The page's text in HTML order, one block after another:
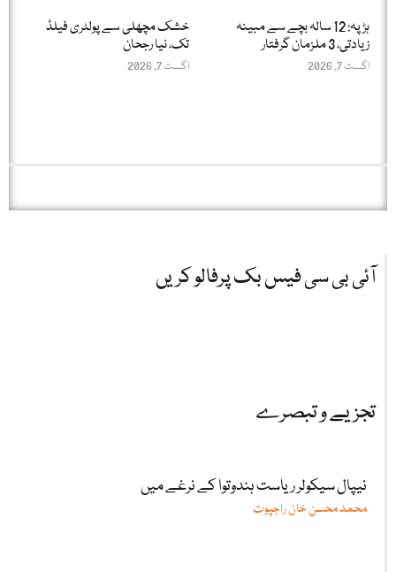
ہڑپہ: 12 سالہ بچے سے مبینہ
زیادتی، 3 ملزمان گرفتار
اگست 7, 2026
خشک مچھلی سے پولٹری فیلڈ
تک، نیا رجحان
اگست 7, 2026
آئی بی سی فیس بک پرفالو کریں
تجزیے و تبصرے
نیپال سیکولر ریاست ہندوتوا کے نرغے میں
محمد محسن خان راجپوت